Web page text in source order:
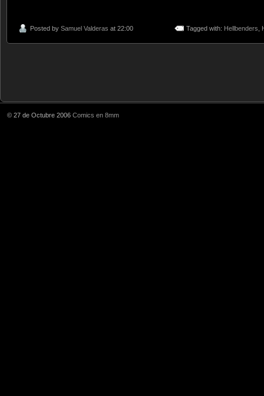
Posted by Samuel Valderas at 22:00 Tagged with: Hellbenders,
© 27 de Octubre 2006 Comics en 8mm